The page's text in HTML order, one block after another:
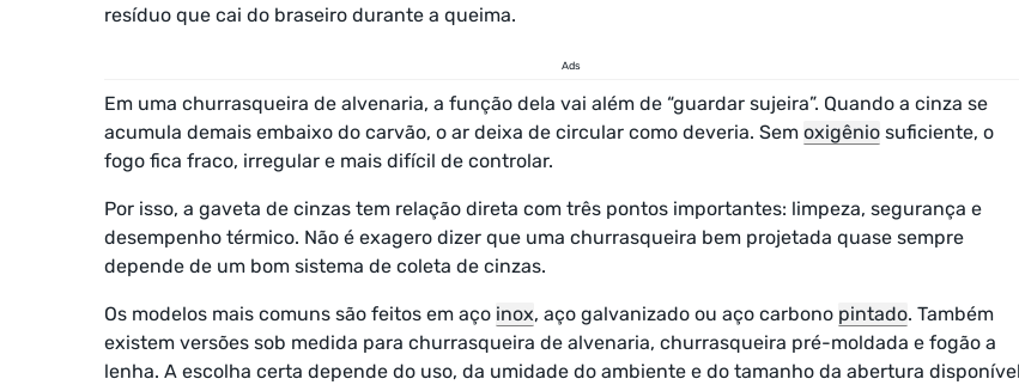
resíduo que cai do braseiro durante a queima.
Ads
Em uma churrasqueira de alvenaria, a função dela vai além de “guardar sujeira”. Quando a cinza se
acumula demais embaixo do carvão, o ar deixa de circular como deveria. Sem oxigênio suficiente, o
fogo fica fraco, irregular e mais difícil de controlar.
Por isso, a gaveta de cinzas tem relação direta com três pontos importantes: limpeza, segurança e
desempenho térmico. Não é exagero dizer que uma churrasqueira bem projetada quase sempre
depende de um bom sistema de coleta de cinzas.
Os modelos mais comuns são feitos em aço inox, aço galvanizado ou aço carbono pintado. Também
existem versões sob medida para churrasqueira de alvenaria, churrasqueira pré-moldada e fogão a
lenha. A escolha certa depende do uso, da umidade do ambiente e do tamanho da abertura